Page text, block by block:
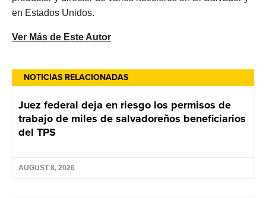
NOTICIAS RELACIONADAS
Juez federal deja en riesgo los permisos de
trabajo de miles de salvadoreños beneficiarios
del TPS
AUGUST 8, 2026
en Estados Unidos.
Ver Más de Este Autor